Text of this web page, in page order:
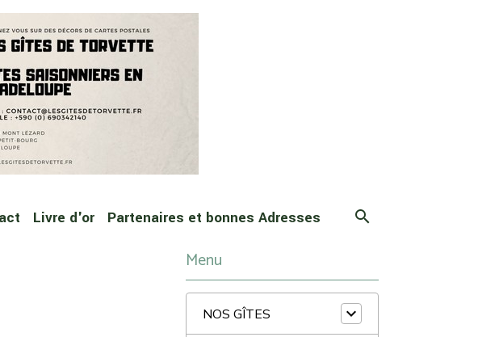
Livre d'or Partenaires et bonnes Adresses
Menu
NOS GÎTES